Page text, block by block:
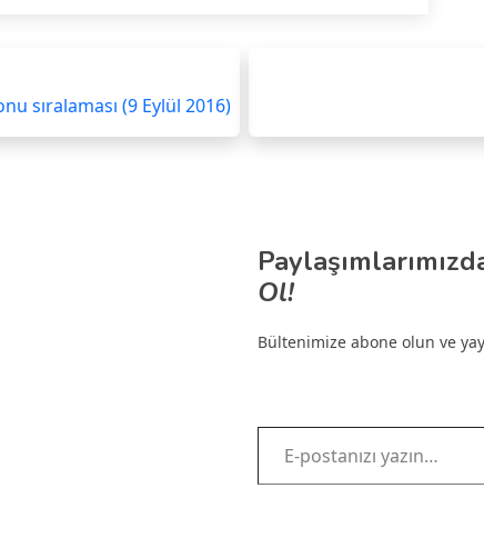
sıralaması (9 Eylül 2016)
Ol!
Bültenimize abone olun ve
E-postanızı yazın…